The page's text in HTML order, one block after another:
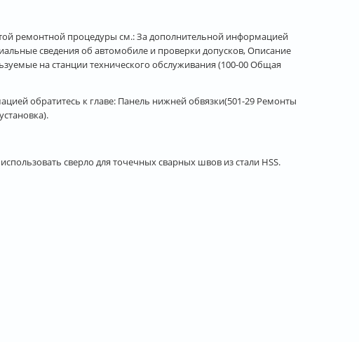
ремонтной процедуры см.: За дополнительной информацией
сведения об автомобиле и проверки допусков, Описание
на станции технического обслуживания (100-00 Общая
обратитесь к главе: Панель нижней обвязки(501-29 Ремонты
сверло для точечных сварных швов из стали HSS.